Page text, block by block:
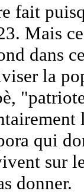
fait
Mais
dans
la
qui
sur
donner.